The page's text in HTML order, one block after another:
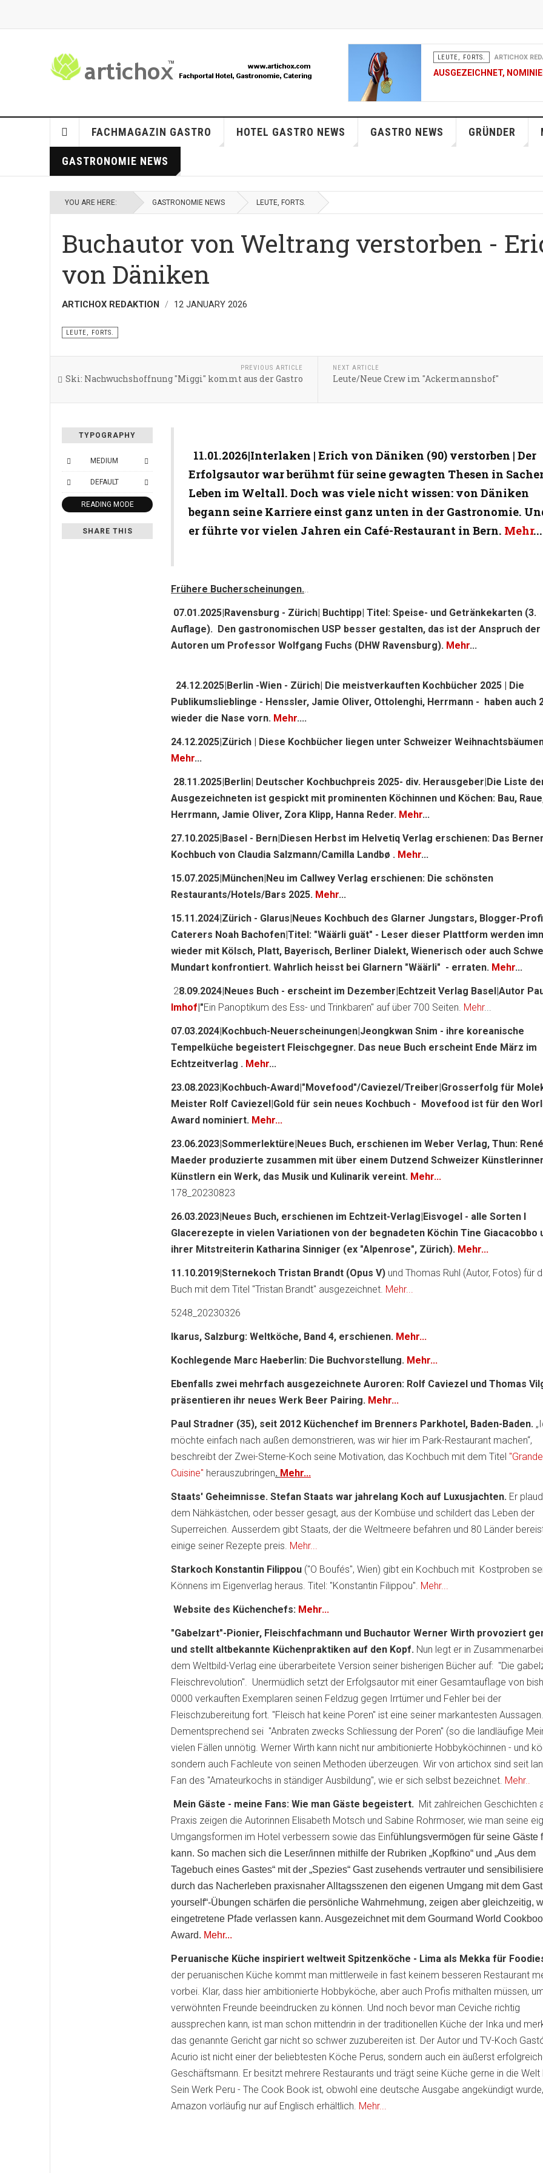
LEUTE, FORTS. ARTICHOX
AUSGEZEICHNET,
LEUTE, FORTS. ARTICHOX
FRAUENNETZWERK
DER SCHWEIZ
LA CUISINE DES JEUNES
FACHMAGAZIN GASTRO HOTEL GASTRO NEWS GASTRO NEWS GRÜNDER
GASTRONOMIE NEWS
YOU ARE HERE: GASTRONOMIE NEWS LEUTE, FORTS.
Buchautor von Weltrang verstorben -
von Däniken
ARTICHOX REDAKTION 12 JANUARY 2026
LEUTE, FORTS.
PREVIOUS ARTICLE
Ski: Nachwuchshoffnung "Miggi" kommt aus der Gastro
NEXT ARTICLE
Leute/Neue Crew im "Ackermannshof"
TYPOGRAPHY
MEDIUM
DEFAULT
READING MODE
SHARE THIS
11.01.2026|Interlaken | Erich von Däniken (90) verstorben | Der
Erfolgsautor war berühmt für seine gewagten Thesen in
Leben im Weltall. Doch was viele nicht wissen: von Däniken
begann seine Karriere einst ganz unten in der Gastronomie.
er führte vor vielen Jahren ein Café-Restaurant in Bern. Mehr...
Frühere Bucherscheinungen...
07.01.2025|Ravensburg - Zürich| Buchtipp| Titel: Speise- und Getränkekarten (3.
Auflage). Den gastronomischen USP besser gestalten, das ist der Anspruch der
Autoren um Professor Wolfgang Fuchs (DHW Ravensburg). Mehr...
24.12.2025|Berlin -Wien - Zürich| Die meistverkauften Kochbücher 2025 | Die
Publikumslieblinge - Henssler, Jamie Oliver, Ottolenghi, Herrmann - haben auch
wieder die Nase vorn. Mehr....
24.12.2025|Zürich | Diese Kochbücher liegen unter Schweizer
Mehr...
28.11.2025|Berlin| Deutscher Kochbuchpreis 2025- div. Herausgeber|Die Liste
Ausgezeichneten ist gespickt mit prominenten Köchinnen und Köchen: Bau,
Herrmann, Jamie Oliver, Zora Klipp, Hanna Reder. Mehr...
27.10.2025|Basel - Bern|Diesen Herbst im Helvetiq Verlag erschienen: Das Berner
Kochbuch von Claudia Salzmann/Camilla Landbø . Mehr...
15.07.2025|München|Neu im Callwey Verlag erschienen: Die schönsten
Restaurants/Hotels/Bars 2025. Mehr...
15.11.2024|Zürich - Glarus|Neues Kochbuch des Glarner Jungstars, Blogger-
Caterers Noah Bachofen|Titel: "Wäärli guät" - Leser dieser Plattform werden
wieder mit Kölsch, Platt, Bayerisch, Berliner Dialekt, Wienerisch oder auch
Mundart konfrontiert. Wahrlich heisst bei Glarnern "Wäärli" - erraten. Mehr...
28.09.2024|Neues Buch - erscheint im Dezember|Echtzeit Verlag Basel|Autor
Imhof|"Ein Panoptikum des Ess- und Trinkbaren" auf über 700 Seiten. Mehr...
07.03.2024|Kochbuch-Neuerscheinungen|Jeongkwan Snim - ihre koreanische
Tempelküche begeistert Fleischgegner. Das neue Buch erscheint Ende März im
Echtzeitverlag . Mehr...
23.08.2023|Kochbuch-Award|"Movefood"/Caviezel/Treiber|Grosserfolg für
Meister Rolf Caviezel|Gold für sein neues Kochbuch - Movefood ist für den
Award nominiert. Mehr...
23.06.2023|Sommerlektüre|Neues Buch, erschienen im Weber Verlag, Thun: René
Maeder produzierte zusammen mit über einem Dutzend Schweizer
Künstlern ein Werk, das Musik und Kulinarik vereint. Mehr...
178_20230823
26.03.2023|Neues Buch, erschienen im Echtzeit-Verlag|Eisvogel - alle Sorten l
Glacerezepte in vielen Variationen von der begnadeten Köchin Tine Giacacobbo
ihrer Mitstreiterin Katharina Sinniger (ex "Alpenrose", Zürich). Mehr...
11.10.2019|Sternekoch Tristan Brandt (Opus V) und Thomas Ruhl (Autor, Fotos) für
Buch mit dem Titel "Tristan Brandt" ausgezeichnet. Mehr...
5248_20230326
Ikarus, Salzburg: Weltköche, Band 4, erschienen. Mehr...
Kochlegende Marc Haeberlin: Die Buchvorstellung. Mehr...
Ebenfalls zwei mehrfach ausgezeichnete Auroren: Rolf Caviezel und Thomas
präsentieren ihr neues Werk Beer Pairing. Mehr...
Paul Stradner (35), seit 2012 Küchenchef im Brenners Parkhotel, Baden-Baden.
möchte einfach nach außen demonstrieren, was wir hier im Park-Restaurant machen“,
beschreibt der Zwei-Sterne-Koch seine Motivation, das Kochbuch mit dem Titel "Grande
Cuisine" herauszubringen. Mehr...
Staats' Geheimnisse. Stefan Staats war jahrelang Koch auf Luxusjachten. Er
dem Nähkästchen, oder besser gesagt, aus der Kombüse und schildert das Leben der
Superreichen. Ausserdem gibt Staats, der die Weltmeere befahren und 80 Länder
einige seiner Rezepte preis. Mehr...
Starkoch Konstantin Filippou ("O Boufés", Wien) gibt ein Kochbuch mit Kostproben
Könnens im Eigenverlag heraus. Titel: "Konstantin Filippou". Mehr...
Website des Küchenchefs: Mehr...
"Gabelzart"-Pionier, Fleischfachmann und Buchautor Werner Wirth provoziert
und stellt altbekannte Küchenpraktiken auf den Kopf. Nun legt er in
dem Weltbild-Verlag eine überarbeitete Version seiner bisherigen Bücher auf: "Die
Fleischrevolution". Unermüdlich setzt der Erfolgsautor mit einer Gesamtauflage von
0000 verkauften Exemplaren seinen Feldzug gegen Irrtümer und Fehler bei der
Fleischzubereitung fort. "Fleisch hat keine Poren" ist eine seiner markantesten Aussagen.
Dementsprechend sei "Anbraten zwecks Schliessung der Poren" (so die landläufige
vielen Fällen unnötig. Werner Wirth kann nicht nur ambitionierte Hobbyköchinnen - und
sondern auch Fachleute von seinen Methoden überzeugen. Wir von artichox sind seit
Fan des "Amateurkochs in ständiger Ausbildung", wie er sich selbst bezeichnet. Mehr..
Mein Gäste - meine Fans: Wie man Gäste begeistert. Mit zahlreichen Geschichten
Praxis zeigen die Autorinnen Elisabeth Motsch und Sabine Rohrmoser, wie man seine
Umgangsformen im Hotel verbessern sowie das Einfühlungsvermögen für seine Gäste
kann. So machen sich die Leser/innen mithilfe der Rubriken „Kopfkino“ und „Aus dem
Tagebuch eines Gastes“ mit der „Spezies“ Gast zusehends vertrauter und
durch das Nacherleben praxisnaher Alltagsszenen den eigenen Umgang mit dem
yourself“-Übungen schärfen die persönliche Wahrnehmung, zeigen aber gleichzeitig,
eingetretene Pfade verlassen kann. Ausgezeichnet mit dem Gourmand World
Award. Mehr...
Peruanische Küche inspiriert weltweit Spitzenköche - Lima als Mekka für
der peruanischen Küche kommt man mittlerweile in fast keinem besseren Restaurant
vorbei. Klar, dass hier ambitionierte Hobbyköche, aber auch Profis mithalten müssen,
verwöhnten Freunde beeindrucken zu können. Und noch bevor man Ceviche richtig
aussprechen kann, ist man schon mittendrin in der traditionellen Küche der Inka und
das genannte Gericht gar nicht so schwer zuzubereiten ist. Der Autor und TV-Koch
Acurio ist nicht einer der beliebtesten Köche Perus, sondern auch ein äußerst
Geschäftsmann. Er besitzt mehrere Restaurants und trägt seine Küche gerne in die Welt
Sein Werk Peru - The Cook Book ist, obwohl eine deutsche Ausgabe angekündigt
Amazon vorläufig nur auf Englisch erhältlich. Mehr...